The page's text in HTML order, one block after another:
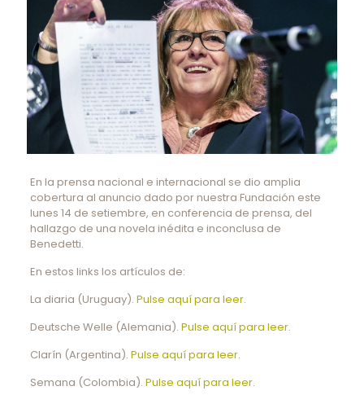
En la prensa nacional e internacional se dio amplia
cobertura al anuncio dado por nuestra Fundación este
lunes 14 de setiembre, en conferencia de prensa, del
hallazgo de una novela inédita e inconclusa de
Benedetti.
En estos links los artículos de:
La diaria (Uruguay). Pulse aquí para leer.
Deutsche Welle (Alemania). Pulse aquí para leer.
Clarín (Argentina). Pulse aquí para leer.
Semana (Colombia). Pulse aquí para leer.